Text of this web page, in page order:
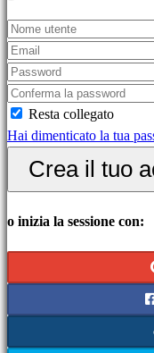
casual
Giochi
di
simulazione
Giochi
di
Giochi
Resta collegato
Hai dimenticato la tua
Crea il tuo
o inizia la sessione con: